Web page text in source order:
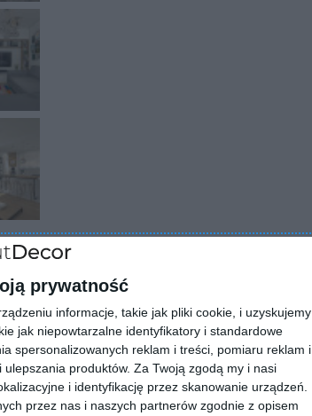
prywatność
informacje, takie jak pliki cookie, i uzyskujemy
jak niepowtarzalne identyfikatory i standardowe
spersonalizowanych reklam i treści, pomiaru reklam i
produktów. Za Twoją zgodą my i nasi
i identyfikację przez skanowanie urządzeń.
przez nas i naszych partnerów zgodnie z opisem